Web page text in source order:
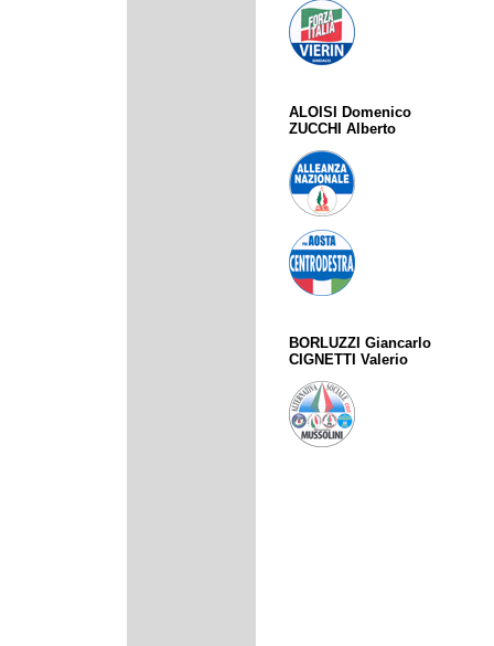
ALOISI Domenico
ZUCCHI Alberto
BORLUZZI Giancarlo
CIGNETTI Valerio